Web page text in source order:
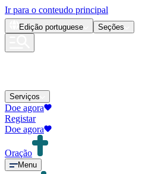
Ir para o conteudo principal
Edição portuguese Seções
Serviços
Doe agora
Registar
Doe agora
Oração
Menu